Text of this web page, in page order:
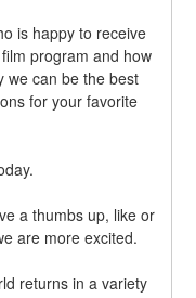
is happy to receive
program and how
we can be the best
for your favorite
a thumbs up, like or
are more excited.
returns in a variety